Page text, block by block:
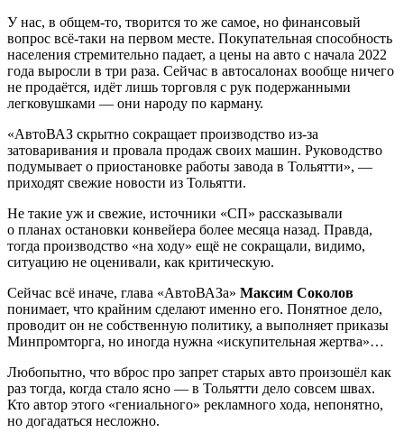
У нас, в общем-то, творится то же самое, но финансовый
вопрос всё-таки на первом месте. Покупательная способность
населения стремительно падает, а цены на авто с начала 2022
года выросли в три раза. Сейчас в автосалонах вообще ничего
не продаётся, идёт лишь торговля с рук подержанными
легковушками — они народу по карману.
«АвтоВАЗ скрытно сокращает производство из-за
затоваривания и провала продаж своих машин. Руководство
подумывает о приостановке работы завода в Тольятти», —
приходят свежие новости из Тольятти.
Не такие уж и свежие, источники «СП» рассказывали
о планах остановки конвейера более месяца назад. Правда,
тогда производство «на ходу» ещё не сокращали, видимо,
ситуацию не оценивали, как критическую.
Сейчас всё иначе, глава «АвтоВАЗа» Максим Соколов
понимает, что крайним сделают именно его. Понятное дело,
проводит он не собственную политику, а выполняет приказы
Минпромторга, но иногда нужна «искупительная жертва»…
Любопытно, что вброс про запрет старых авто произошёл как
раз тогда, когда стало ясно — в Тольятти дело совсем швах.
Кто автор этого «гениального» рекламного хода, непонятно,
но догадаться несложно.